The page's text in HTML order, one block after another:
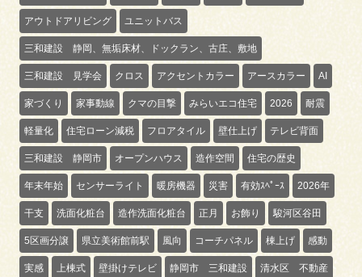
アウトドアリビング ユニットバス
三和建設 静岡、無垢床材、ドックラン、古庄、敷地
三和建設 見学会 クロス アクセントカラー アースカラー AI
家づくり 家事動線 クマの目撃 みらいエコ住宅 2026 耐震
軽量化 住宅ローン減税 フロアタイル 壁仕上げ テレビ背面
三和建設 静岡市 オープンハウス 造作空間 住宅の歴史
年末年始 センサーライト 暖房機器 災害 有効ｽﾍﾟｰｽ 2026年
干支 洗面化粧台 造作洗面化粧台 正月 お飾り 駿河区谷田
5区画分譲 県立美術館前駅 風向 コーチパネル 棟上げ 感動
実感 上棟式 壁掛けテレビ 静岡市 三和建設 清水区 不動産